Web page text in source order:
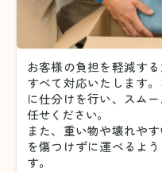
お客様の負担を軽減す
すべて対応いたします。
に仕分けを行い、スム
任せください。
また、重い物や壊れや
を傷つけずに運べるよ
す。